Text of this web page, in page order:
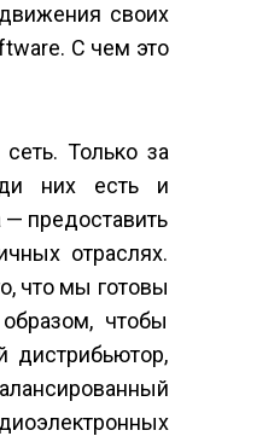
своих
С чем это
Только за
них есть и
предоставить
отраслях.
что мы готовы
чтобы
дистрибьютор,